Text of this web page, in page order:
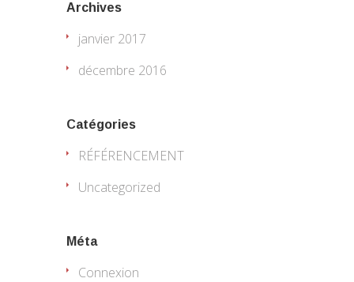
Archives
janvier 2017
décembre 2016
Catégories
RÉFÉRENCEMENT
Uncategorized
Méta
Connexion